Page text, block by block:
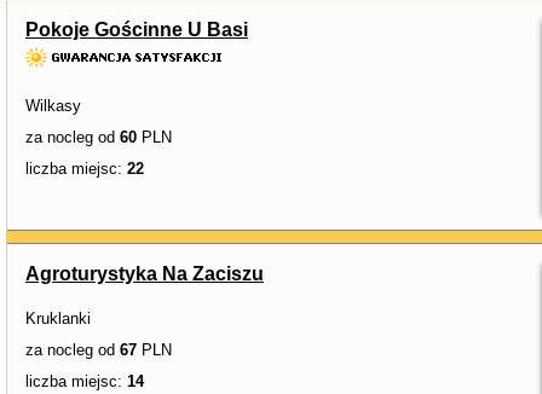
Pokoje Gościnne U Basi
Wilkasy
za nocleg od 60 PLN
liczba miejsc: 22
Agroturystyka Na Zaciszu
Kruklanki
za nocleg od 67 PLN
liczba miejsc: 14